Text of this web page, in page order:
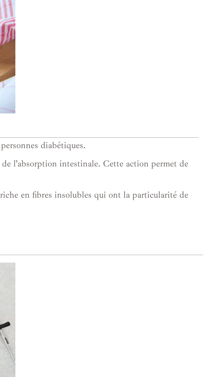
diabétiques.
l’absorption intestinale. Cette action permet de
en fibres insolubles qui ont la particularité de